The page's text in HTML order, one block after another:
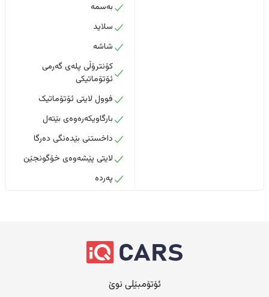
بەسمە
سلاید
شاشە
کۆنترۆڵی پلەی گەرمی
ئۆتۆماتیکی
فوول لایتی ئۆتۆماتیک
بارگاویکەرەوەی بێتەل
داخستنى بێدەنگى دەرگا
لایتی پێشەوەی خۆگونجێن
پەردە
ئۆتۆمبێلی نوێ